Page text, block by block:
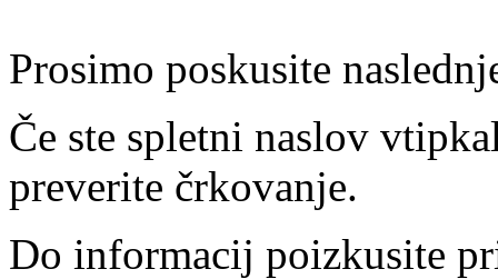
Prosimo poskusite
Če ste spletni naslov
preverite črkovanje.
Do informacij poizkusite